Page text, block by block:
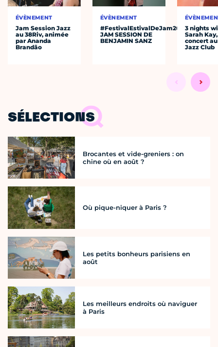
ÉVÈNEMENT
Jam Session Jazz
au 38Riv, animée
par Ananda
Brandão
ÉVÈNEMENT
#FestivalEstivalDeJam2026
JAM SESSION DE
BENJAMIN SANZ
3 nights
Sarah
concert
Jazz Club
SÉLECTIONS
Brocantes et vide-greniers : on
chine où en août ?
Où pique-niquer à Paris ?
Les petits bonheurs parisiens en
août
Les meilleurs endroits où naviguer
à Paris